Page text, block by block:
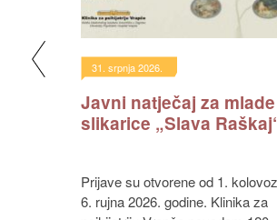
40.
31. srpnja 2026.
Javni natječaj za mlade
slikarice „Slava
Prijave su otvorene od 1. kolovoza do
6. rujna 2026. godine. Klinika za